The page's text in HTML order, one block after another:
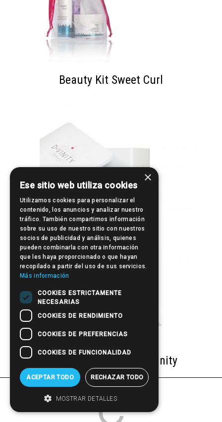
Beauty Kit Sweet Curl
Cofre D•Vinity
Paleta de Sombras D•Vinity
×
Ese sitio web utiliza cookies
Utilizamos cookies para personalizar el
contenido, los anuncios y analizar nuestro
tráfico. También compartimos información
sobre su uso de nuestro sitio con nuestros
socios de publicidad y análisis, quienes
pueden combinarla con otra información
que les haya proporcionado o que hayan
recopilado a partir del uso de sus servicios.
Más información
COOKIES ESTRICTAMENTE
NECESARIAS
COOKIES DE RENDIMIENTO
COOKIES DE PREFERENCIAS
COOKIES DE FUNCIONALIDAD
ACEPTAR TODO RECHAZAR TODO
MOSTRAR DETALLES